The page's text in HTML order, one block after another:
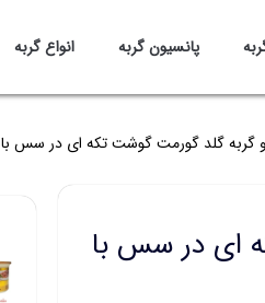
پانسیون گربه انواع گربه
گربه گلد گورمت گوشت تکه ای در سس با 4 طعم
ای در سس با